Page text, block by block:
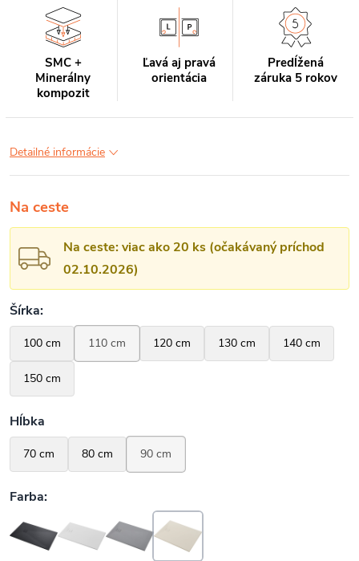
SMC +
Minerálny
kompozit
Ľavá aj pravá
orientácia
Predĺžená
záruka 5 rokov
Detailné informácie
Na ceste
Na ceste: viac ako 20 ks (očakávaný príchod
02.10.2026)